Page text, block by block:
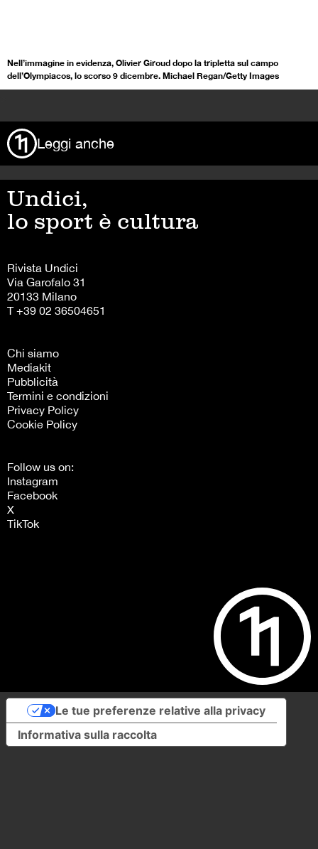
Nell’immagine in evidenza, Olivier Giroud dopo la tripletta sul campo
dell’Olympiacos, lo scorso 9 dicembre. Michael Regan/Getty Images
Leggi anche
Undici,
lo sport è cultura
Rivista Undici
Via Garofalo 31
20133 Milano
T +39 02 36504651
Chi siamo
Mediakit
Pubblicità
Termini e condizioni
Privacy Policy
Cookie Policy
Follow us on:
Instagram
Facebook
X
TikTok
Informativa sulla raccolta
Le tue preferenze relative alla privacy